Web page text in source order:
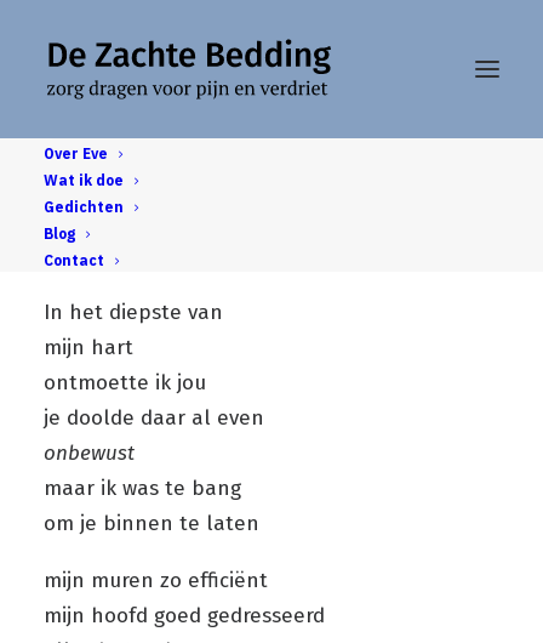
Over Eve
Wat ik doe
Gedichten
Blog
Contact
Bindingsangst
In het diepste van
mijn hart
ontmoette ik jou
je doolde daar al even
onbewust
maar ik was te bang
om je binnen te laten
mijn muren zo efficiënt
mijn hoofd goed gedresseerd